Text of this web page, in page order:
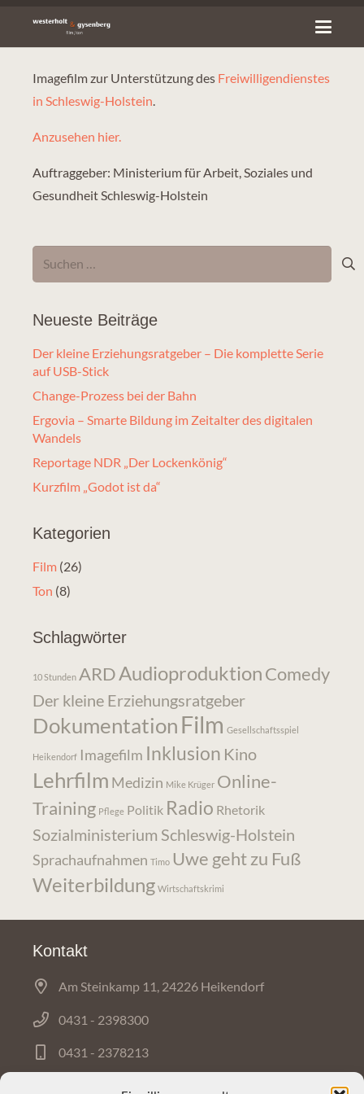
Imagefilm zur Unterstützung des Freiwilligendienstes
in Schleswig-Holstein.
Anzusehen hier.
Auftraggeber: Ministerium für Arbeit, Soziales und
Gesundheit Schleswig-Holstein
Suchen
nach:
Neueste Beiträge
Der kleine Erziehungsratgeber – Die komplette Serie
auf USB-Stick
Change-Prozess bei der Bahn
Ergovia – Smarte Bildung im Zeitalter des digitalen
Wandels
Reportage NDR „Der Lockenkönig“
Kurzfilm „Godot ist da“
Kategorien
Film (26)
Ton (8)
Schlagwörter
10 Stunden ARDAudioproduktionComedy
Der kleine Erziehungsratgeber
Dokumentation Film Gesellschaftsspiel
Heikendorf Imagefilm Inklusion Kino
Lehrfilm Medizin Mike Krüger Online-
Training Pflege Politik Radio Rhetorik
Sozialministerium Schleswig-Holstein
Sprachaufnahmen Timo Uwe geht zu Fuß
Weiterbildung Wirtschaftskrimi
Kontakt
Am Steinkamp 11, 24226 Heikendorf
0431 - 2398300
0431 - 2378213